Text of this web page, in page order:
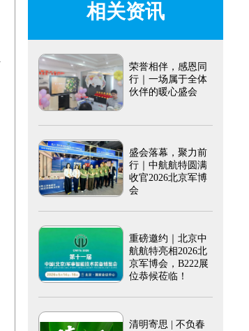
相关资讯
荣誉相伴，感恩同
行｜一场属于全体
伙伴的暖心盛会
盛会落幕，聚力前
行｜中航航特圆满
收官2026北京军博
会
重磅邀约｜北京中
航航特亮相2026北
京军博会，B222展
位恭候莅临！
清明寄思 | 不负春